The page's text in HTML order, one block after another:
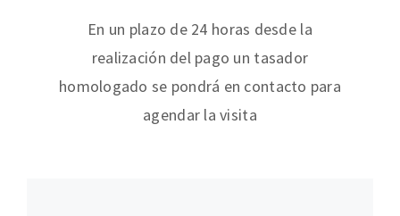
En un plazo de 24 horas desde la
realización del pago un tasador
homologado se pondrá en contacto para
agendar la visita